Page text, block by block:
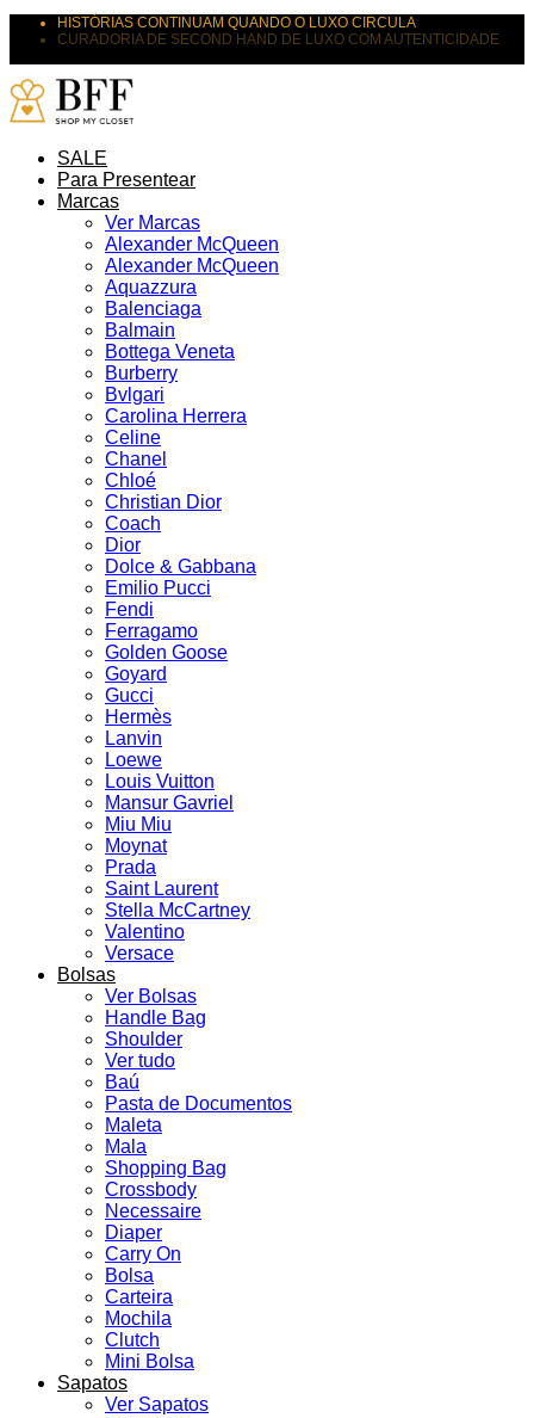
HISTÓRIAS CONTINUAM QUANDO O LUXO CIRCULA
CURADORIA DE SECOND HAND DE LUXO COM AUTENTICIDADE
SALE
Para Presentear
Marcas
Ver Marcas
Alexander McQueen
Alexander McQueen
Aquazzura
Balenciaga
Balmain
Bottega Veneta
Burberry
Bvlgari
Carolina Herrera
Celine
Chanel
Chloé
Christian Dior
Coach
Dior
Dolce & Gabbana
Emilio Pucci
Fendi
Ferragamo
Golden Goose
Goyard
Gucci
Hermès
Lanvin
Loewe
Louis Vuitton
Mansur Gavriel
Miu Miu
Moynat
Prada
Saint Laurent
Stella McCartney
Valentino
Versace
Bolsas
Ver Bolsas
Handle Bag
Shoulder
Ver tudo
Baú
Pasta de Documentos
Maleta
Mala
Shopping Bag
Crossbody
Necessaire
Diaper
Carry On
Bolsa
Carteira
Mochila
Clutch
Mini Bolsa
Sapatos
Ver Sapatos